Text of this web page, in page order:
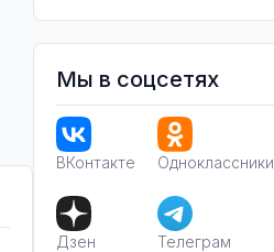
Мы в соцсетях
ВКонтакте Одноклассники
Дзен Телеграм